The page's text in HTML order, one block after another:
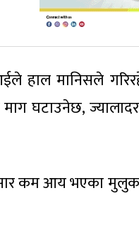
हाल मानिसले
घटाउनेछ,
कम आय भएका